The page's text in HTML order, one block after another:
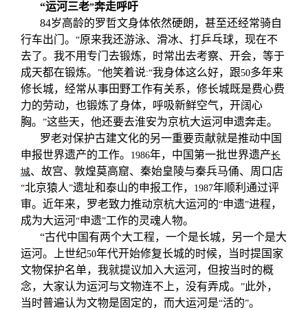
“运河三老”奔走呼吁
84岁高龄的罗哲文身体依然硬朗，甚至还经常骑自
行车出门。 “原来我还游泳、滑冰、打乒乓球，现在不
去了。我不用专门去锻炼，时常出去考察、开会，等于
成天都在锻炼。 ”他笑着说:“我身体这么好，跟50多年来
修长城，经常从事田野工作有关系，修长城既是费心费
力的劳动，也锻炼了身体，呼吸新鲜空气，开阔心
胸。 ”这些天，他还要去淮安为京杭大运河申遗奔走。
罗老对保护古建文化的另一重要贡献就是推动中国
申报世界遗产的工作。
1986年，中国第一批世界遗产长
城、故宫、敦煌莫高窟、秦始皇陵与秦兵马俑、周口店
“北京猿人”遗址和泰山的申报工作， 1987年顺利通过评
审。近年来，罗老致力推动京杭大运河的“申遗”进程，
成为大运河“申遗”工作的灵魂人物。
“古代中国有两个大工程，一个是长城，另一个是大
运河。上世纪50年代开始修复长城的时候，当时提国家
文物保护名单，我就提议加入大运河，但按当时的概
念，大家认为运河与文物连不上，没有弄成。 ”此外，
当时普遍认为文物是固定的，而大运河是“活的”。